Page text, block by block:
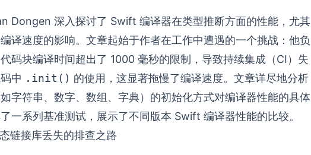
Dongen 深入探讨了 Swift 编译器在类型推断方面的性能，尤其
译速度的影响。文章起始于作者在工作中遭遇的一个挑战：他负
码块编译时间超出了 1000 毫秒的限制，导致持续集成（CI）失
中 .init() 的使用，这显著拖慢了编译速度。文章详尽地分析
字符串、数字、数组、字典）的初始化方式对编译器性能的具体
一系列基准测试，展示了不同版本 Swift 编译器性能的比较。
链接库丢失的排查之路